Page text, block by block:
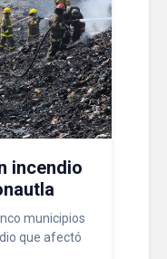
incendio
municipios
que afectó